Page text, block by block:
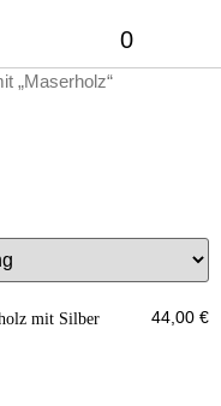
0
„Maserholz“
mit Silber 44,00 €